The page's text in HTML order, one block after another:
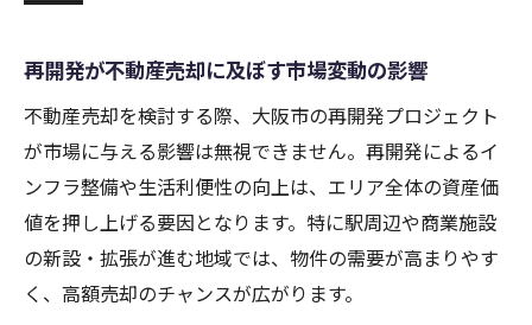
再開発が不動産売却に及ぼす市場変動の影響
不動産売却を検討する際、大阪市の再開発プロジェクト
が市場に与える影響は無視できません。再開発によるイ
ンフラ整備や生活利便性の向上は、エリア全体の資産価
値を押し上げる要因となります。特に駅周辺や商業施設
の新設・拡張が進む地域では、物件の需要が高まりやす
く、高額売却のチャンスが広がります。